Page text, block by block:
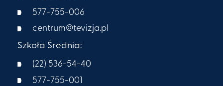
577-755-006
centrum@tevizja.pl
Szkoła Średnia:
(22) 536-54-40
577-755-001